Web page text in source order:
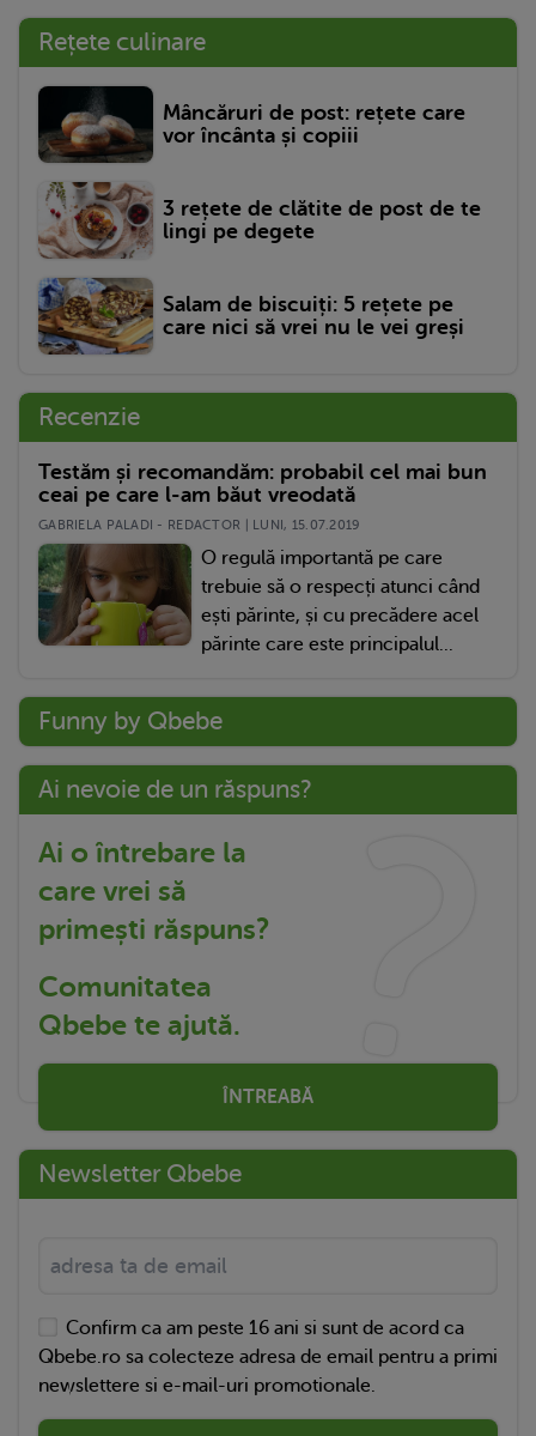
Rețete culinare
Mâncăruri de post: rețete care
vor încânta și copiii
3 rețete de clătite de post de te
lingi pe degete
Salam de biscuiți: 5 rețete pe
care nici să vrei nu le vei greși
Recenzie
Testăm și recomandăm: probabil cel mai bun
ceai pe care l-am băut vreodată
GABRIELA PALADI - REDACTOR | LUNI, 15.07.2019
O regulă importantă pe care
trebuie să o respecți atunci când
ești părinte, și cu precădere acel
părinte care este principalul...
Funny by Qbebe
Ai nevoie de un răspuns?
Ai o întrebare la
care vrei să
primești răspuns?
Comunitatea
Qbebe te ajută.
ÎNTREABĂ
Newsletter Qbebe
Confirm ca am peste 16 ani si sunt de acord ca
Qbebe.ro sa colecteze adresa de email pentru a primi
newslettere si e-mail-uri promotionale.